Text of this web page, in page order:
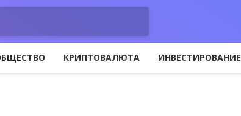
КРИПТОВАЛЮТА ИНВЕСТИРОВАНИЕ